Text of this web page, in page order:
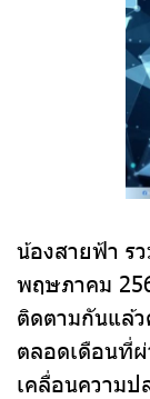
น้องสายฟ้า ร
พฤษภาคม
ติดตามกันแล้
ตลอดเดือนที่
เคลื่อนความ